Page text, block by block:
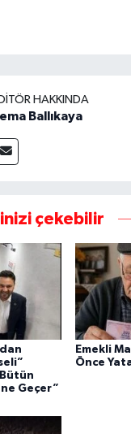
HAKKINDA
Ballıkaya
çekebilir
Geçer”
Emekli
Önce